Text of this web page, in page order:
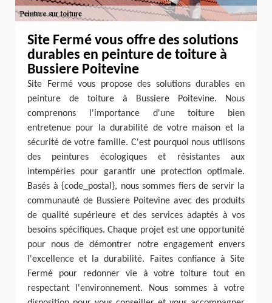
Site Fermé vous offre des solutions
durables en peinture de toiture à
Bussiere Poitevine
Site Fermé vous propose des solutions durables en
peinture de toiture à Bussiere Poitevine. Nous
comprenons l'importance d'une toiture bien
entretenue pour la durabilité de votre maison et la
sécurité de votre famille. C'est pourquoi nous utilisons
des peintures écologiques et résistantes aux
intempéries pour garantir une protection optimale.
Basés à {code_postal}, nous sommes fiers de servir la
communauté de Bussiere Poitevine avec des produits
de qualité supérieure et des services adaptés à vos
besoins spécifiques. Chaque projet est une opportunité
pour nous de démontrer notre engagement envers
l'excellence et la durabilité. Faites confiance à Site
Fermé pour redonner vie à votre toiture tout en
respectant l'environnement. Nous sommes à votre